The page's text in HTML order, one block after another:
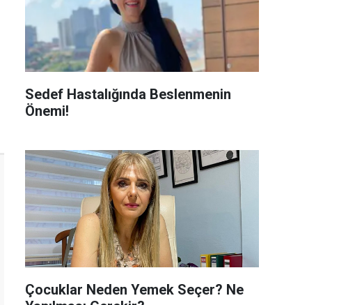
Sedef Hastalığında Beslenmenin
Önemi!
Çocuklar Neden Yemek Seçer? Ne